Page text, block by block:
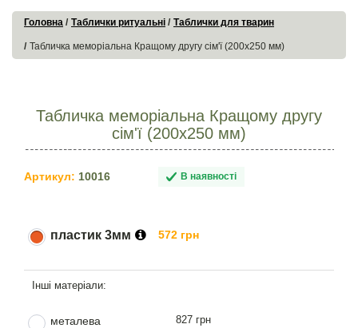
Головна Таблички ритуальні Таблички для тварин
Табличка меморіальна Кращому другу сім'ї (200х250 мм)
Табличка меморіальна Кращому другу
сім'ї (200х250 мм)
Артикул: 10016 В наявності
пластик 3мм 572 грн
металева 827 грн